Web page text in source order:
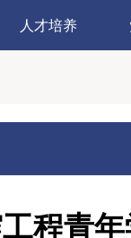
人才培养
程青